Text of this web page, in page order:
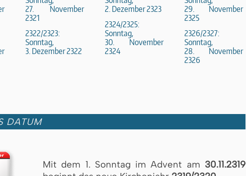
27. November
2321
2322/2323:
Sonntag,
3. Dezember 2322
2. Dezember 2323
2324/2325:
Sonntag,
30. November
2324
29. November
2325
2326/2327:
Sonntag,
28. November
2326
DATUM
Mit dem 1. Sonntag im Ad­vent am 30.11.2319